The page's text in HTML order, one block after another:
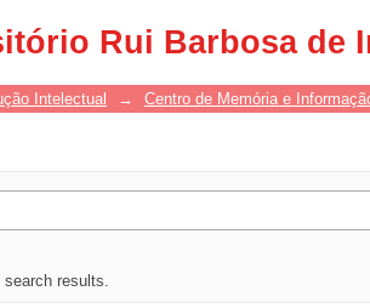
Rui Barbosa de
Intelectual → Centro de Memória e
results.